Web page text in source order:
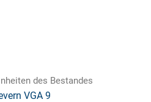
des Bestandes
VGA 9